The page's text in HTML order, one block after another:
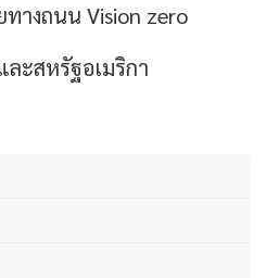
างถนน Vision zero
ละสหรัฐอเมริกา